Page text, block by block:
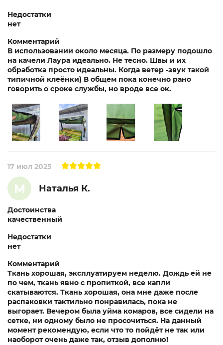
Недостатки
нет
Комментарий
В использовании около месяца. По размеру подошло
на качели Лаура идеально. Не тесно. Швы и их
обработка просто идеальны. Когда ветер -звук такой
типичной клеёнки) В общем пока конечно рано
говорить о сроке службы, но вроде все ок.
М Наталья К.
17 июл 2025
Достоинства
качественный
Недостатки
нет
Комментарий
Ткань хорошая, эксплуатируем неделю. Дождь ей не
по чем, ткань явно с пропиткой, все капли
скатываются. Ткань хорошая, она мне даже после
распаковки тактильно понравилась, пока не
выгорает. Вечером была уйма комаров, все сидели на
сетке, ни одному было не просочиться. На данный
момент рекомендую, если что то пойдёт не так или
наоборот очень даже так, отзыв дополню!